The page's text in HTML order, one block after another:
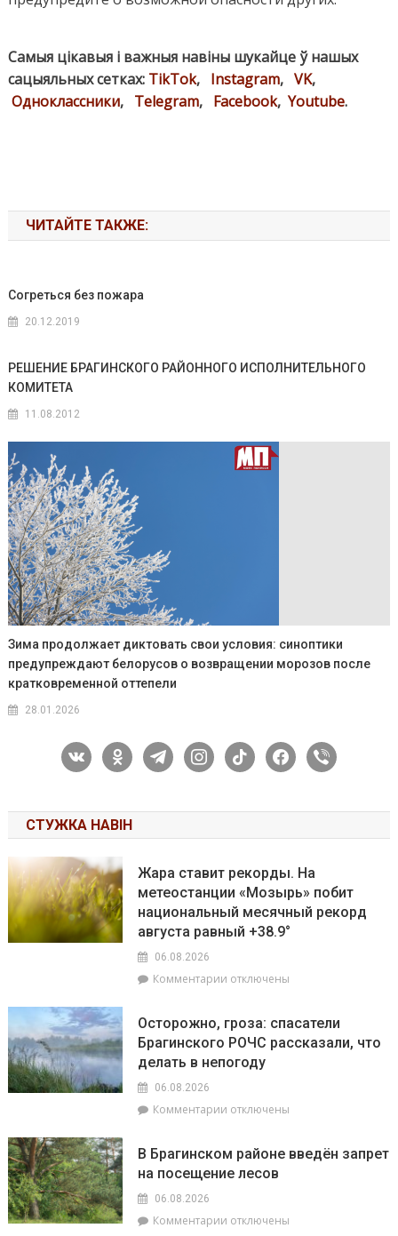
Самыя цікавыя і важныя навіны шукайце ў нашых
сацыяльных сетках: TikTok, Instagram, VK,
Одноклассники, Telegram, Facebook, Youtube.
ЧИТАЙТЕ ТАКЖЕ:
Согреться без пожара
20.12.2019
РЕШЕНИЕ БРАГИНСКОГО РАЙОННОГО ИСПОЛНИТЕЛЬНОГО
КОМИТЕТА
11.08.2012
Зима продолжает диктовать свои условия: синоптики
предупреждают белорусов о возвращении морозов после
кратковременной оттепели
28.01.2026
vkontakteodnoklassniki
telegraminstagram
tiktok facebook
viber
СТУЖКА НАВІН
Жара ставит рекорды. На
метеостанции «Мозырь» побит
национальный месячный рекорд
августа равный +38.9°
06.08.2026
Комментарии к
ставит
рекорды.
На
побит
месячный
рекорд
августа
отключены
Осторожно, гроза: спасатели
Брагинского РОЧС рассказали, что
делать в непогоду
06.08.2026
Комментарии к
гроза:
спасатели
рассказали,
отключены
В Брагинском районе введён запрет
на посещение лесов
06.08.2026
Комментарии котключены